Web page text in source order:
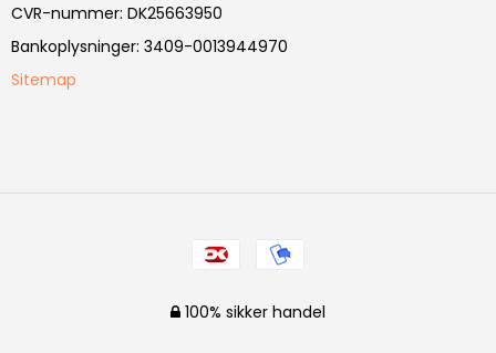
CVR-nummer: DK25663950
Bankoplysninger: 3409-0013944970
Sitemap
100% sikker handel